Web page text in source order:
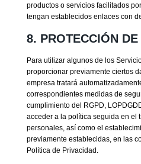
productos o servicios facilitados
tengan establecidos enlaces con
8. PROTECCIÓN
Para utilizar algunos de los
proporcionar previamente ciertos
empresa tratará
correspondientes medidas de
cumplimiento del RGPD,
acceder a la política seguida en el
personales, así como el
previamente establecidas, en las
Política de Privacidad.